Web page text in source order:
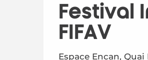
Festival
FIFAV
Espace Encan,